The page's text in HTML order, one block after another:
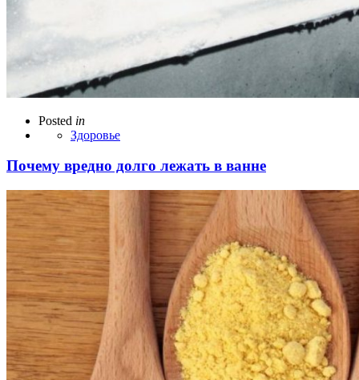
Posted in
Здоровье
Почему вредно долго лежать в ванне